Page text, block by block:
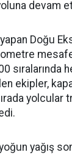
devam
Doğu
sıralarında
ekipler,
yolcular
yağış